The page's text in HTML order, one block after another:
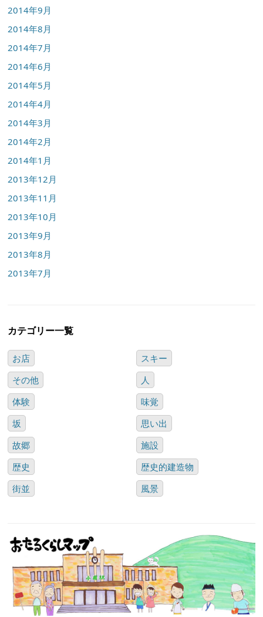
2014年9月
2014年8月
2014年7月
2014年6月
2014年5月
2014年4月
2014年3月
2014年2月
2014年1月
2013年12月
2013年11月
2013年10月
2013年9月
2013年8月
2013年7月
カテゴリー一覧
お店
スキー
その他
人
体験
味覚
坂
思い出
故郷
施設
歴史
歴史的建造物
街並
風景